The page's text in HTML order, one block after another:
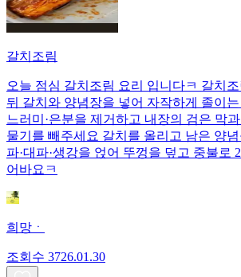
갈치조림
오늘 점심 갈치조림 요리 입니다ㅋ 갈치
뒤 갈치와 양념장을 넣어 자작하게 졸이는
느러미·은분을 제거하고 내장의 검은 막
물기를 빼주세요 갈치를 올리고 남은 양
파·대파·생강을 얹어 뚜껑을 덮고 중불로
어바요ㅋ
희망ㆍ
조회수 3726.01.30